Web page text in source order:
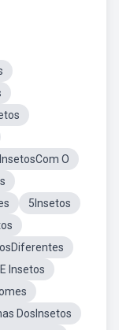
O
5Insetos
Insetos
DosInsetos